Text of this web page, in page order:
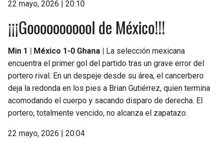
22 mayo, 2026 | 20:10
¡¡¡Gooooooooool de México!!!
Min 1 | México 1-0 Ghana | La selección mexicana
encuentra el primer gol del partido tras un grave error del
portero rival. En un despeje desde su área, el cancerbero
deja la redonda en los pies a Brian Gutiérrez, quien termina
acomodando el cuerpo y sacando disparo de derecha. El
portero, totalmente vencido, no alcanza el zapatazo.
22 mayo, 2026 | 20:04